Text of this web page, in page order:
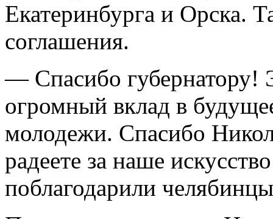
Екатеринбурга и Орска.
соглашения.
— Спасибо губернатору!
огромный вклад в
молодежи. Спасибо
радеете за наше
поблагодарили